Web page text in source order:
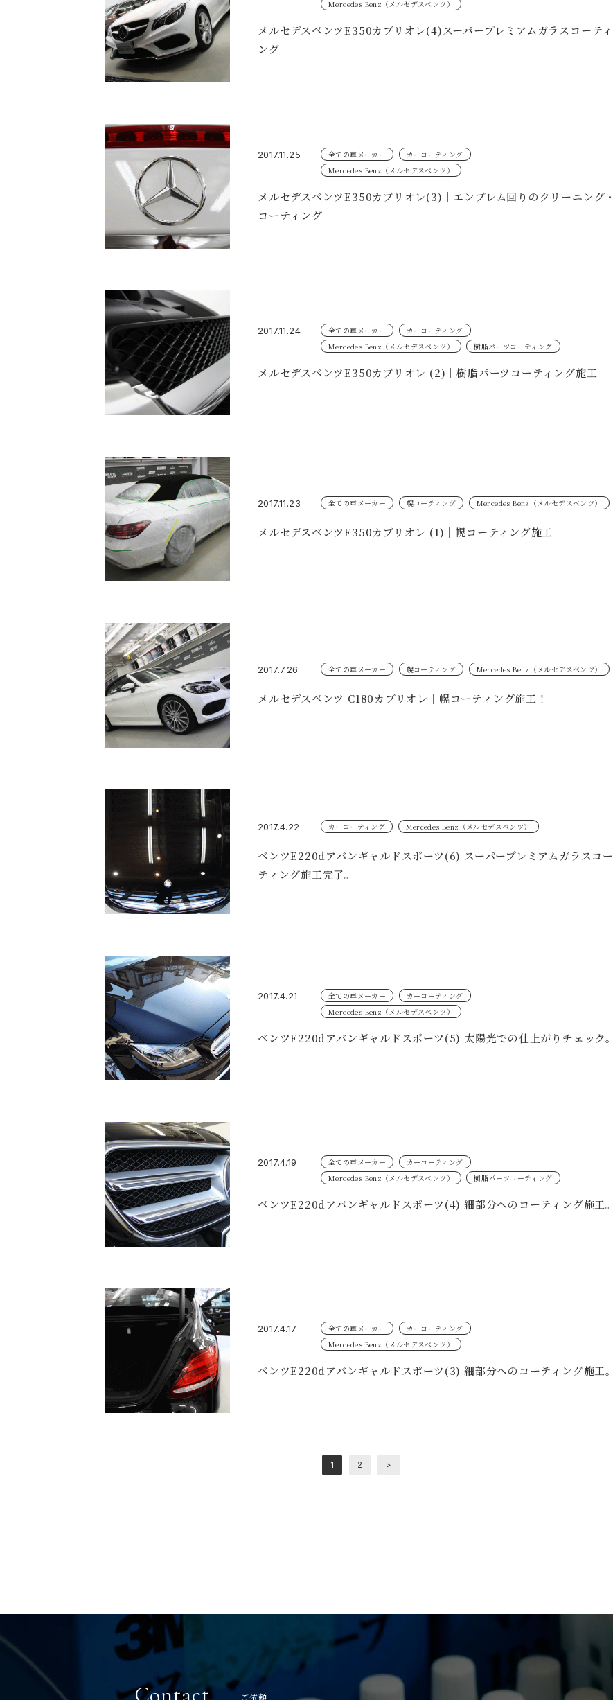
Mercedes Benz（メルセデスベンツ）
メルセデスベンツE350カブリオレ(4)スーパープレミアムガラスコーティ
ング
2017.11.25 全ての車メーカー
カーコーティング
Mercedes Benz（メルセデスベンツ）
メルセデスベンツE350カブリオレ(3)｜エンブレム回りのクリーニング・
コーティング
2017.11.24 全ての車メーカー
カーコーティング
Mercedes Benz（メルセデスベンツ）
樹脂パーツコーティング
メルセデスベンツE350カブリオレ (2)｜樹脂パーツコーティング施工
2017.11.23 全ての車メーカー 幌コーティング Mercedes Benz（メルセデスベンツ）
メルセデスベンツE350カブリオレ (1)｜幌コーティング施工
2017.7.26 全ての車メーカー 幌コーティング Mercedes Benz（メルセデスベンツ）
メルセデスベンツ C180カブリオレ｜幌コーティング施工！
2017.4.22 カーコーティング Mercedes Benz（メルセデスベンツ）
ベンツE220dアバンギャルドスポーツ(6) スーパープレミアムガラスコー
ティング施工完了。
2017.4.21 全ての車メーカー
カーコーティング
Mercedes Benz（メルセデスベンツ）
ベンツE220dアバンギャルドスポーツ(5) 太陽光での仕上がりチェック。
2017.4.19 全ての車メーカー
カーコーティング
Mercedes Benz（メルセデスベンツ）
樹脂パーツコーティング
ベンツE220dアバンギャルドスポーツ(4) 細部分へのコーティング施工。
2017.4.17 全ての車メーカー
カーコーティング
Mercedes Benz（メルセデスベンツ）
ベンツE220dアバンギャルドスポーツ(3) 細部分へのコーティング施工。
1 2 >
ご依頼